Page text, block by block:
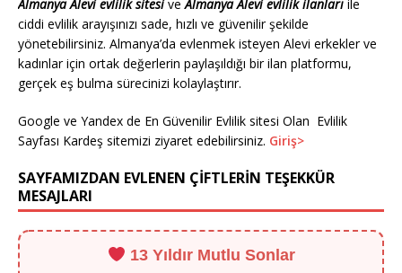
Almanya Alevi evlilik sitesi veAlmanya Alevi evlilik ilanları ile
ciddi evlilik arayışınızı sade, hızlı ve güvenilir şekilde
yönetebilirsiniz. Almanya’da evlenmek isteyen Alevi erkekler ve
kadınlar için ortak değerlerin paylaşıldığı bir ilan platformu,
gerçek eş bulma sürecinizi kolaylaştırır.
Google ve Yandex de En Güvenilir Evlilik sitesi Olan Evlilik
Sayfası Kardeş sitemizi ziyaret edebilirsiniz. Giriş>
SAYFAMIZDAN EVLENEN ÇİFTLERİN TEŞEKKÜR
MESAJLARI
13 Yıldır Mutlu Sonlar